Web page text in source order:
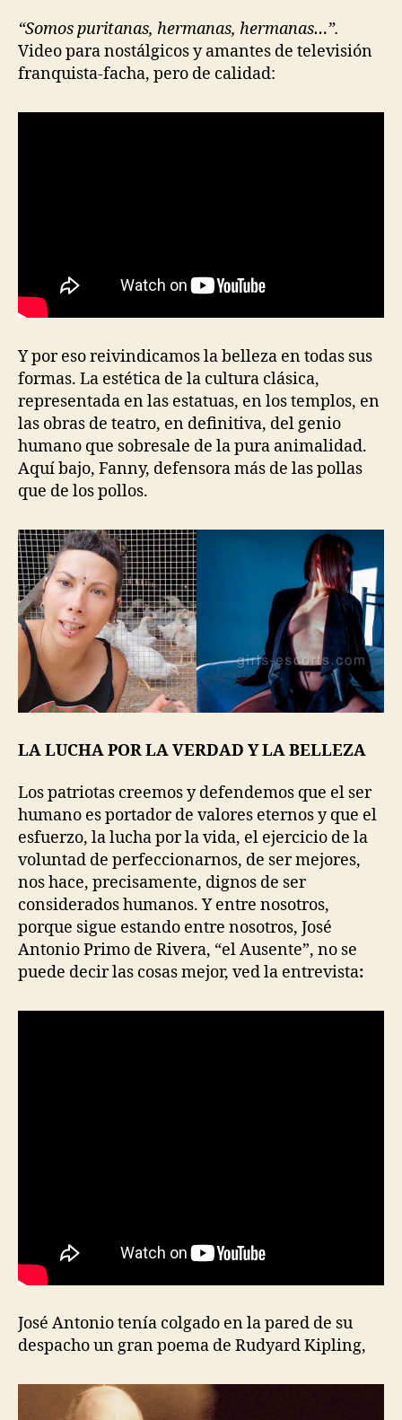
“Somos puritanas, hermanas, hermanas…”.
Video para nostálgicos y amantes de televisión
franquista-facha, pero de calidad:
Y por eso reivindicamos la belleza en todas sus
formas. La estética de la cultura clásica,
representada en las estatuas, en los templos, en
las obras de teatro, en definitiva, del genio
humano que sobresale de la pura animalidad.
Aquí bajo, Fanny, defensora más de las pollas
que de los pollos.
LA LUCHA POR LA VERDAD Y LA BELLEZA
Los patriotas creemos y defendemos que el ser
humano es portador de valores eternos y que el
esfuerzo, la lucha por la vida, el ejercicio de la
voluntad de perfeccionarnos, de ser mejores,
nos hace, precisamente, dignos de ser
considerados humanos. Y entre nosotros,
porque sigue estando entre nosotros, José
Antonio Primo de Rivera, “el Ausente”, no se
puede decir las cosas mejor, ved la entrevista:
José Antonio tenía colgado en la pared de su
despacho un gran poema de Rudyard Kipling,